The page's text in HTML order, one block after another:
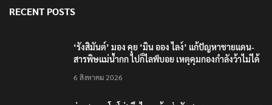
RECENT POSTS
‘รังสิมันต์’ มอง คุย ‘มิน ออง ไลง์’ แก้ปัญหาชายแดน-
สารพิษแม่น้ำกก ไปก็ไลฟ์บอย เหตุคุมกองกำลังว้าไม่ได้
6 สิงหาคม 2026